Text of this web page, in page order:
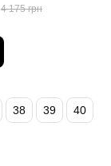
4 175 грн
38 39 40